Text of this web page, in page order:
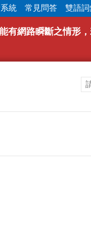
統 常見問答 雙語詞
有網路瞬斷之情形